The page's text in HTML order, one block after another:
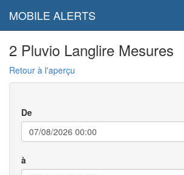
MOBILE ALERTS
2 Pluvio Langlire Mesures
Retour à l'aperçu
De
à